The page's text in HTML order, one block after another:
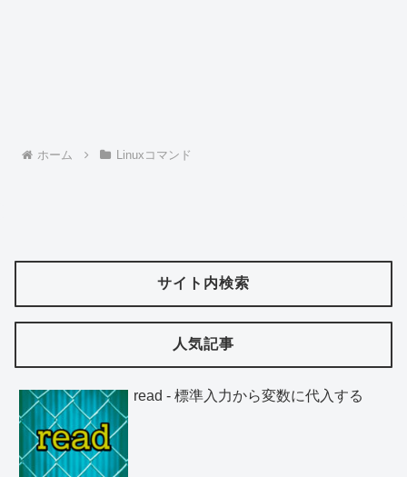
ホーム Linuxコマンド
サイト内検索
人気記事
read - 標準入力から変数に代入する